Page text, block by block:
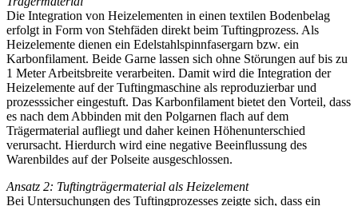
Die Integration von Heizelementen in einen textilen Bodenbelag
erfolgt in Form von Stehfäden direkt beim Tuftingprozess. Als
Heizelemente dienen ein Edelstahlspinnfasergarn bzw. ein
Karbonfilament. Beide Garne lassen sich ohne Störungen auf bis zu
1 Meter Arbeitsbreite verarbeiten. Damit wird die Integration der
Heizelemente auf der Tuftingmaschine als reproduzierbar und
prozesssicher eingestuft. Das Karbonfilament bietet den Vorteil, dass
es nach dem Abbinden mit den Polgarnen flach auf dem
Trägermaterial aufliegt und daher keinen Höhenunterschied
verursacht. Hierdurch wird eine negative Beeinflussung des
Warenbildes auf der Polseite ausgeschlossen.
Ansatz 2: Tuftingträgermaterial als Heizelement
Bei Untersuchungen des Tuftingprozesses zeigte sich, dass ein